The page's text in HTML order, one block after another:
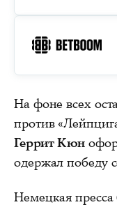
На фоне всех
против
Геррит Кюн
одержал победу
Немецкая